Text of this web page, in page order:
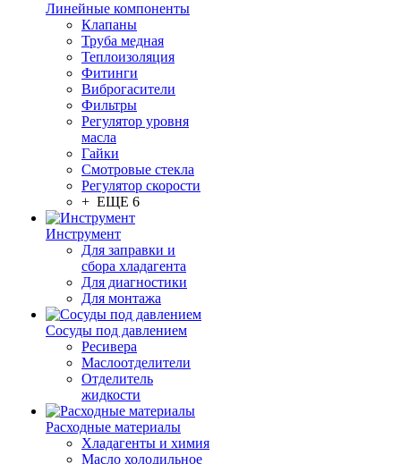
Линейные компоненты
Клапаны
Труба медная
Теплоизоляция
Фитинги
Виброгасители
Фильтры
Регулятор уровня
масла
Гайки
Смотровые стекла
Регулятор скорости
+ ЕЩЕ 6
Инструмент
Для заправки и
сбора хладагента
Для диагностики
Для монтажа
Сосуды под давлением
Ресивера
Маслоотделители
Отделитель
жидкости
Расходные материалы
Хладагенты и химия
Масло холодильное